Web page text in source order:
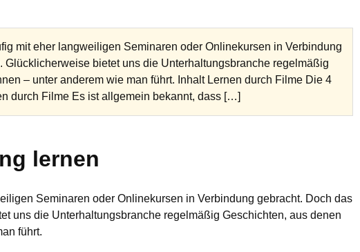
mit eher langweiligen Seminaren oder Onlinekursen in Verbindung
Glücklicherweise bietet uns die Unterhaltungsbranche regelmäßig
– unter anderem wie man führt. Inhalt Lernen durch Filme Die 4
durch Filme Es ist allgemein bekannt, dass […]
lernen
Seminaren oder Onlinekursen in Verbindung gebracht. Doch das
uns die Unterhaltungsbranche regelmäßig Geschichten, aus denen
führt.